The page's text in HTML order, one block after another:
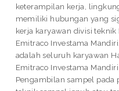
keterampilan kerja,
memiliki hubungan yang
kerja karyawan divisi
Emitraco Investama
adalah seluruh karyawan
Emitraco Investama
Pengambilan sampel